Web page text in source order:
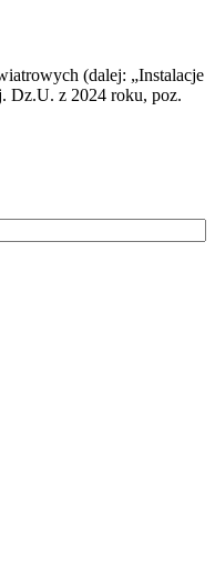
(dalej: „Instalacje
Dz.U. z 2024 roku, poz.